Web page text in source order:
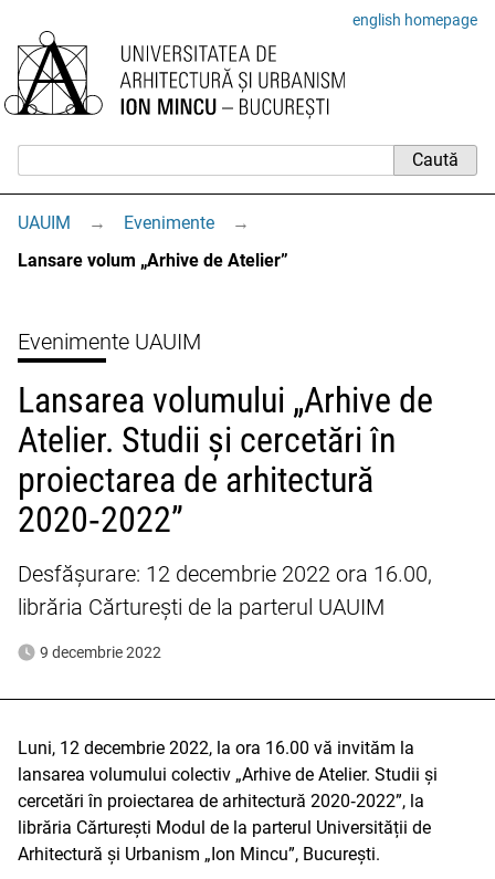
english homepage
UAUIM → Evenimente
→
Lansare volum „Arhive de Atelier”
Evenimente UAUIM
Lansarea volumului „Arhive de
Atelier. Studii și cercetări în
proiectarea de arhitectură
2020‑2022”
Desfășurare: 12 decembrie 2022 ora 16.00,
librăria Cărturești de la parterul UAUIM
9 decembrie 2022
Luni, 12 decembrie 2022, la ora 16.00 vă invităm la
lansarea volumului colectiv „Arhive de Atelier. Studii și
cercetări în proiectarea de arhitectură 2020‑2022”, la
librăria Cărturești Modul de la parterul Universității de
Arhitectură și Urbanism „Ion Mincu”, București.